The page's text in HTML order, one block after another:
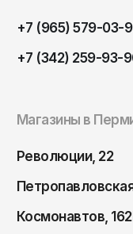
+7 (965) 579-03-
+7 (342) 259-93-
Магазины в
Революции, 22
Космонавтов,
Томск
Тула
Улан-Удэ
Ухта
Хабаровск